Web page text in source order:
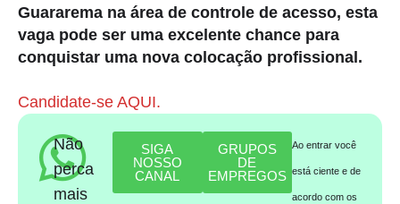
Guararema na área de controle de acesso, esta
vaga pode ser uma excelente chance para
conquistar uma nova colocação profissional.
Candidate-se AQUI.
Não
perca
mais
SIGA
NOSSO
CANAL
GRUPOS
DE
EMPREGOS
Ao entrar você
está ciente e de
acordo com os